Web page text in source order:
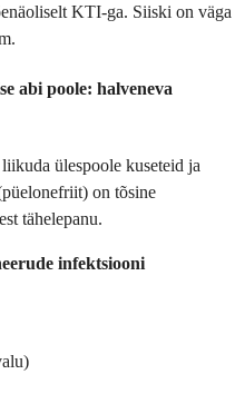
KTI-ga. Siiski on väga
abi poole: halveneva
ülespoole kuseteid ja
on tõsine
tähelepanu.
infektsiooni